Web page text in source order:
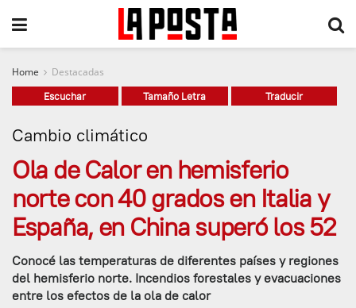
Home Destacadas
Escuchar Tamaño Letra Traducir
Cambio climático
Ola de Calor en hemisferio
norte con 40 grados en Italia y
España, en China superó los 52
Conocé las temperaturas de diferentes países y regiones
del hemisferio norte. Incendios forestales y evacuaciones
entre los efectos de la ola de calor